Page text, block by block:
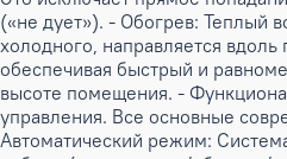
(«не дует»). - Обогрев: Теплый
холодного, направляется
обеспечивая быстрый и
высоте помещения. -
управления. Все основные
Автоматический режим: